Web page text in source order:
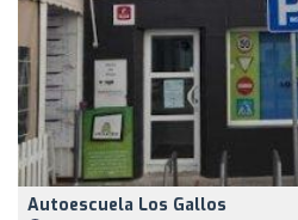
Autoescuela Los Gallos